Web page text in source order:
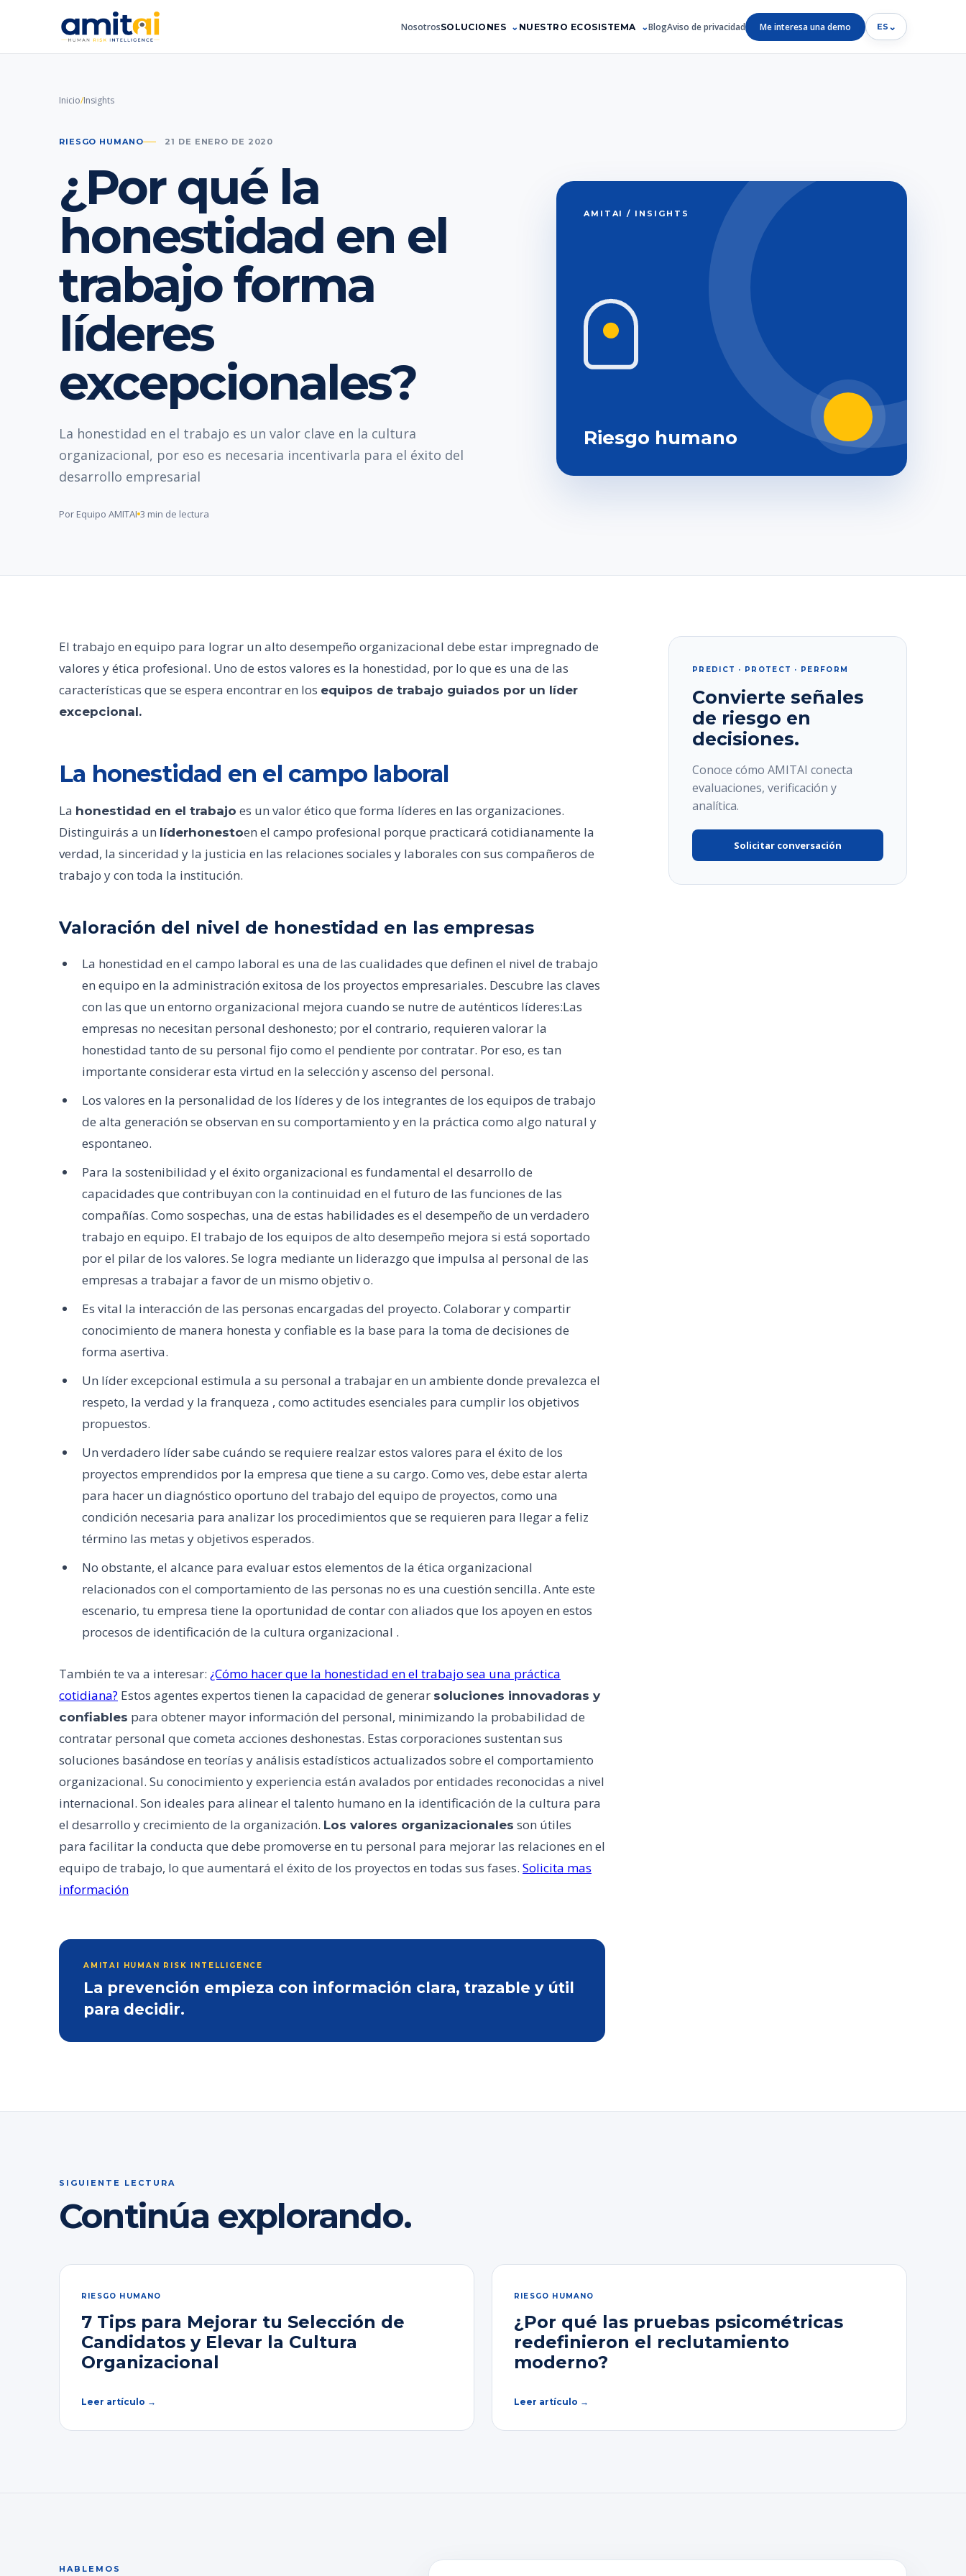
NosotrosSOLUCIONES NUESTRO ECOSISTEMA BlogAviso de privacidad Me interesa una demo ES ⌄
Inicio/Insights
RIESGO HUMANO 21 DE ENERO DE 2020
¿Por qué la
honestidad en el
trabajo forma
líderes
excepcionales?
La honestidad en el trabajo es un valor clave en la cultura
organizacional, por eso es necesaria incentivarla para el éxito del
desarrollo empresarial
Por Equipo AMITAI 3 min de lectura
AMITAI / INSIGHTS
Riesgo humano
El trabajo en equipo para lograr un alto desempeño organizacional debe estar impregnado de
valores y ética profesional. Uno de estos valores es la honestidad, por lo que es una de las
características que se espera encontrar en los equipos de trabajo guiados por un líder
excepcional.
La honestidad en el campo laboral
La honestidad en el trabajo es un valor ético que forma líderes en las organizaciones.
Distinguirás a un líderhonestoen el campo profesional porque practicará cotidianamente la
verdad, la sinceridad y la justicia en las relaciones sociales y laborales con sus compañeros de
trabajo y con toda la institución.
Valoración del nivel de honestidad en las empresas
La honestidad en el campo laboral es una de las cualidades que definen el nivel de trabajo
en equipo en la administración exitosa de los proyectos empresariales. Descubre las claves
con las que un entorno organizacional mejora cuando se nutre de auténticos líderes:Las
empresas no necesitan personal deshonesto; por el contrario, requieren valorar la
honestidad tanto de su personal fijo como el pendiente por contratar. Por eso, es tan
importante considerar esta virtud en la selección y ascenso del personal.
Los valores en la personalidad de los líderes y de los integrantes de los equipos de trabajo
de alta generación se observan en su comportamiento y en la práctica como algo natural y
espontaneo.
Para la sostenibilidad y el éxito organizacional es fundamental el desarrollo de
capacidades que contribuyan con la continuidad en el futuro de las funciones de las
compañías. Como sospechas, una de estas habilidades es el desempeño de un verdadero
trabajo en equipo. El trabajo de los equipos de alto desempeño mejora si está soportado
por el pilar de los valores. Se logra mediante un liderazgo que impulsa al personal de las
empresas a trabajar a favor de un mismo objetiv o.
Es vital la interacción de las personas encargadas del proyecto. Colaborar y compartir
conocimiento de manera honesta y confiable es la base para la toma de decisiones de
forma asertiva.
Un líder excepcional estimula a su personal a trabajar en un ambiente donde prevalezca el
respeto, la verdad y la franqueza , como actitudes esenciales para cumplir los objetivos
propuestos.
Un verdadero líder sabe cuándo se requiere realzar estos valores para el éxito de los
proyectos emprendidos por la empresa que tiene a su cargo. Como ves, debe estar alerta
para hacer un diagnóstico oportuno del trabajo del equipo de proyectos, como una
condición necesaria para analizar los procedimientos que se requieren para llegar a feliz
término las metas y objetivos esperados.
No obstante, el alcance para evaluar estos elementos de la ética organizacional
relacionados con el comportamiento de las personas no es una cuestión sencilla. Ante este
escenario, tu empresa tiene la oportunidad de contar con aliados que los apoyen en estos
procesos de identificación de la cultura organizacional .
También te va a interesar: ¿Cómo hacer que la honestidad en el trabajo sea una práctica
cotidiana? Estos agentes expertos tienen la capacidad de generar soluciones innovadoras y
confiables para obtener mayor información del personal, minimizando la probabilidad de
contratar personal que cometa acciones deshonestas. Estas corporaciones sustentan sus
soluciones basándose en teorías y análisis estadísticos actualizados sobre el comportamiento
organizacional. Su conocimiento y experiencia están avalados por entidades reconocidas a nivel
internacional. Son ideales para alinear el talento humano en la identificación de la cultura para
el desarrollo y crecimiento de la organización. Los valores organizacionales son útiles
para facilitar la conducta que debe promoverse en tu personal para mejorar las relaciones en el
equipo de trabajo, lo que aumentará el éxito de los proyectos en todas sus fases. Solicita mas
información
AMITAI HUMAN RISK INTELLIGENCE
La prevención empieza con información clara, trazable y útil
para decidir.
PREDICT · PROTECT · PERFORM
Convierte señales
de riesgo en
decisiones.
Conoce cómo AMITAI conecta
evaluaciones, verificación y
analítica.
Solicitar conversación
SIGUIENTE LECTURA
Continúa explorando.
RIESGO HUMANO
7 Tips para Mejorar tu Selección de
Candidatos y Elevar la Cultura
Organizacional
Leer artículo →
RIESGO HUMANO
¿Por qué las pruebas psicométricas
redefinieron el reclutamiento
moderno?
Leer artículo →
HABLEMOS